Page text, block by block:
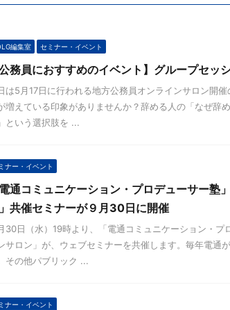
編集室 セミナー・イベント
公務員におすすめのイベント】グループセッ
は5月17日に行われる地方公務員オンラインサロン開
増えている印象がありませんか？辞める人の「なぜ辞
という選択肢を ...
ナー・イベント
電通コミュニケーション・プロデューサー塾
共催セミナーが９月30日に開催
30日（水）19時より、「電通コミュニケーション・プ
サロン」が、ウェブセミナーを共催します。毎年電通
その他パブリック ...
ナー・イベント